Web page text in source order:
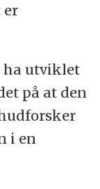
er
ha utviklet
på at den
i en